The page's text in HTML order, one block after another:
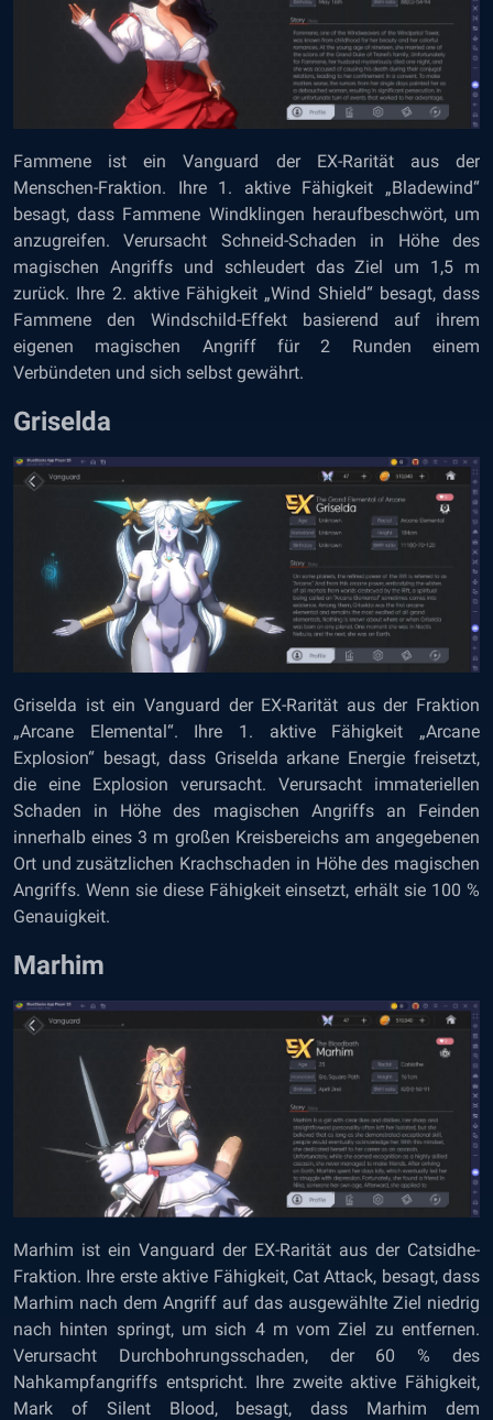
Fammene ist ein Vanguard der EX-Rarität aus der
Menschen-Fraktion. Ihre 1. aktive Fähigkeit „Bladewind“
besagt, dass Fammene Windklingen heraufbeschwört, um
anzugreifen. Verursacht Schneid-Schaden in Höhe des
magischen Angriffs und schleudert das Ziel um 1,5 m
zurück. Ihre 2. aktive Fähigkeit „Wind Shield“ besagt, dass
Fammene den Windschild-Effekt basierend auf ihrem
eigenen magischen Angriff für 2 Runden einem
Verbündeten und sich selbst gewährt.
Griselda
Griselda ist ein Vanguard der EX-Rarität aus der Fraktion
„Arcane Elemental“. Ihre 1. aktive Fähigkeit „Arcane
Explosion“ besagt, dass Griselda arkane Energie freisetzt,
die eine Explosion verursacht. Verursacht immateriellen
Schaden in Höhe des magischen Angriffs an Feinden
innerhalb eines 3 m großen Kreisbereichs am angegebenen
Ort und zusätzlichen Krachschaden in Höhe des magischen
Angriffs. Wenn sie diese Fähigkeit einsetzt, erhält sie 100 %
Genauigkeit.
Marhim
Marhim ist ein Vanguard der EX-Rarität aus der Catsidhe-
Fraktion. Ihre erste aktive Fähigkeit, Cat Attack, besagt, dass
Marhim nach dem Angriff auf das ausgewählte Ziel niedrig
nach hinten springt, um sich 4 m vom Ziel zu entfernen.
Verursacht Durchbohrungsschaden, der 60 % des
Nahkampfangriffs entspricht. Ihre zweite aktive Fähigkeit,
Mark of Silent Blood, besagt, dass Marhim dem